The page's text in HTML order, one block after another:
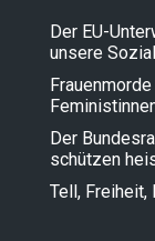
Der EU-
unsere
Der
schützen
Tell, Freiheit,